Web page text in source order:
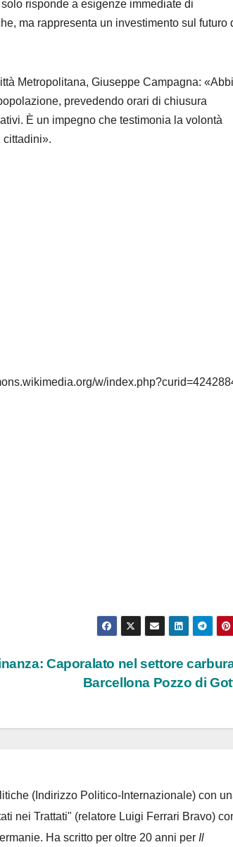
risponde a esigenze immediate di
ma rappresenta un investimento sul futuro
Metropolitana, Giuseppe Campagna:
prevedendo orari di chiusura
È un impegno che testimonia la volontà
cittadini».
w/
Caporalato nel settore
Barcellona Pozzo di
(Indirizzo Politico-Internazionale) con
nei Trattati" (relatore Luigi Ferrari Bravo)
Ha scritto per oltre 20 anni per Il